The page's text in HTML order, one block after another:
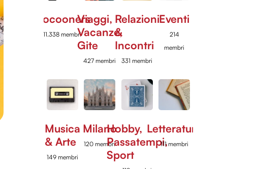
Cocooners
11.338 membri
Viaggi,
Vacanze,
Gite
427 membri
Relazioni
&
Incontri
331 membri
Eventi
214
membri
Musica
& Arte
149 membri
Milano
120 membri
Hobby,
Passatempi,
Sport
Letteratura
111 membri